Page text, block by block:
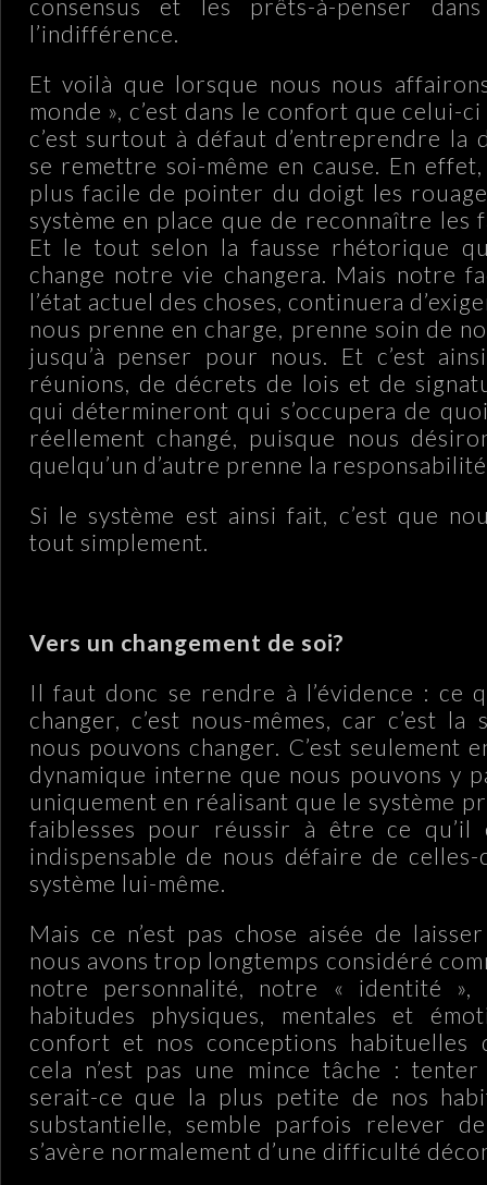
consensus et les prêts-à-penser
l’indifférence.
Et voilà que lorsque nous nous
monde », c’est dans le confort que celui-
c’est surtout à défaut d’entreprendre la
se remettre soi-même en cause. En
plus facile de pointer du doigt les
système en place que de reconnaître les
Et le tout selon la fausse rhétorique
change notre vie changera. Mais notre
l’état actuel des choses, continuera
nous prenne en charge, prenne soin de
jusqu’à penser pour nous. Et c’est
réunions, de décrets de lois et de
qui détermineront qui s’occupera de
réellement changé, puisque nous
quelqu’un d’autre prenne la
Si le système est ainsi fait, c’est que
tout simplement.
Vers un changement de soi?
Il faut donc se rendre à l’évidence : ce
changer, c’est nous-mêmes, car c’est la
nous pouvons changer. C’est seulement
dynamique interne que nous pouvons y
uniquement en réalisant que le système
faiblesses pour réussir à être ce qu’il
indispensable de nous défaire de
système lui-même.
Mais ce n’est pas chose aisée de
nous avons trop longtemps considéré
notre personnalité, notre « identité »,
habitudes physiques, mentales et
confort et nos conceptions habituelles
cela n’est pas une mince tâche :
serait-ce que la plus petite de nos
substantielle, semble parfois relever
s’avère normalement d’une difficulté